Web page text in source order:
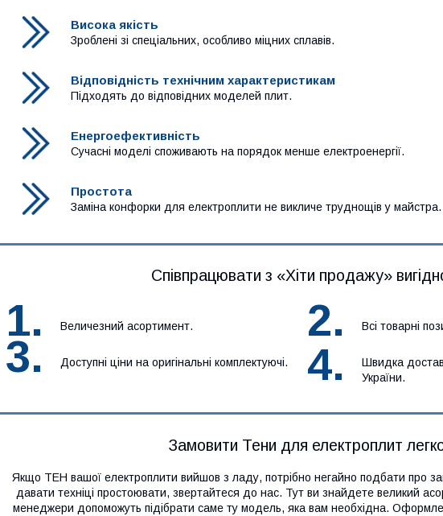
Висока якість
Зроблені зі спеціальних, особливо міцних сплавів.
Відповідність технічним характеристикам
Підходять до відповідних моделей плит.
Енергоефективність
Сучасні моделі споживають на порядок менше електроенергії.
Простота
Заміна конфорки для електроплити не викличе труднощів у майстра.
Співпрацювати з «Хіти продажу»
1. Величезний асортимент. 2. Всі товарні
3. Доступні ціни на оригінальні комплектуючі. 4.
Швидка
України.
Замовити Тени для електроплит
Якщо ТЕН вашої електроплити вийшов з ладу, потрібно негайно подбати про
давати техніці простоювати, звертайтеся до нас. Тут ви знайдете великий
менеджери допоможуть підібрати саме ту модель, яка вам необхідна.